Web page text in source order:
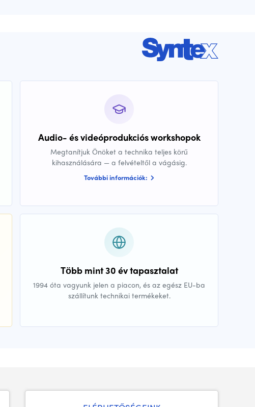
Audio- és videóprodukciós workshopok
Megtanítjuk Önöket a technika teljes körű
kihasználására — a felvételtől a vágásig.
További információk:
Több mint 30 év tapasztalat
1994 óta vagyunk jelen a piacon, és az egész EU-ba
szállítunk technikai termékeket.